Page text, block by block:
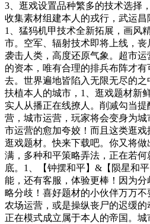
3、逛戏设置品种繁多的技术选择
收集素材组建本人的戎行，武运昌
1、猛犸机甲技术全新拓展，画风
市。空军、辐射技术即将上线，
袭击人类，高度还原气象。超市
的资本，唯有合理的排兵布阵才
去。世界遍地皆陷入无限无尽的
扶植本人的城市，1、逛戏题材新
实人从播正在线撩人。削减勾当
营，城市运营，玩家将会变身为
市运营的愈加夸姣！而且这类逛
逛戏题材。快来下载吧。你又将
满，多种和平策略弄法，正在若
底。1、【钟摆和平】&【陨星和
能，还有客服，体验更棒！因为
略分歧！喜好题材的小伙伴万万不
农场运营，或是操纵丧尸的迟缓的
正在模式成立属于本人的帝国。